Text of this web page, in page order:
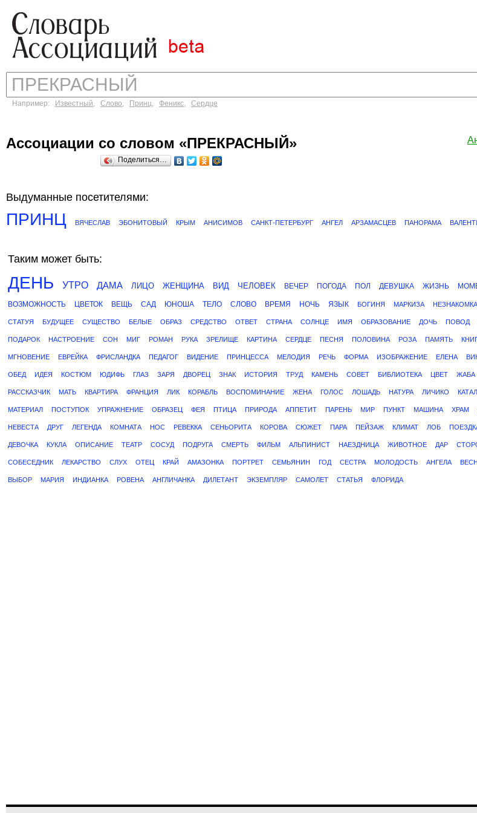
Например: Известный, Слово, Принц, Феникс, Сердце
Ассоциации со словом «ПРЕКРАСНЫЙ»
Поделиться…
Выдуманные посетителями:
ПРИНЦ ВЯЧЕСЛАВ ЭБОНИТОВЫЙ КРЫМ АНИСИМОВ САНКТ-ПЕТЕРБУРГ АНГЕЛ АРЗАМАСЦЕВ ПАНОРАМА
Таким может быть:
ДЕНЬ УТРО ДАМА ЛИЦО ЖЕНЩИНА ВИД ЧЕЛОВЕК ВЕЧЕР ПОГОДА ПОЛ ДЕВУШКА ЖИЗНЬ
ВОЗМОЖНОСТЬ ЦВЕТОК ВЕЩЬ САД ЮНОША ТЕЛО СЛОВО ВРЕМЯ НОЧЬ ЯЗЫК БОГИНЯ МАРКИЗА НЕЗНАКОМКА
СТАТУЯ БУДУЩЕЕ СУЩЕСТВО БЕЛЫЕ ОБРАЗ СРЕДСТВО ОТВЕТ СТРАНА СОЛНЦЕ ИМЯ ОБРАЗОВАНИЕ ДОЧЬ ПОВОД
ПОДАРОК НАСТРОЕНИЕ СОН МИГ РОМАН РУКА ЗРЕЛИЩЕ КАРТИНА СЕРДЦЕ ПЕСНЯ ПОЛОВИНА РОЗА ПАМЯТЬ
МГНОВЕНИЕ ЕВРЕЙКА ФРИСЛАНДКА ПЕДАГОГ ВИДЕНИЕ ПРИНЦЕССА МЕЛОДИЯ РЕЧЬ ФОРМА ИЗОБРАЖЕНИЕ ЕЛЕНА
ОБЕД ИДЕЯ КОСТЮМ ЮДИФЬ ГЛАЗ ЗАРЯ ДВОРЕЦ ЗНАК ИСТОРИЯ ТРУД КАМЕНЬ СОВЕТ БИБЛИОТЕКА ЦВЕТ ЖАБА
РАССКАЗЧИК МАТЬ КВАРТИРА ФРАНЦИЯ ЛИК КОРАБЛЬ ВОСПОМИНАНИЕ ЖЕНА ГОЛОС ЛОШАДЬ НАТУРА ЛИЧИКО
МАТЕРИАЛ ПОСТУПОК УПРАЖНЕНИЕ ОБРАЗЕЦ ФЕЯ ПТИЦА ПРИРОДА АППЕТИТ ПАРЕНЬ МИР ПУНКТ МАШИНА ХРАМ
НЕВЕСТА ДРУГ ЛЕГЕНДА КОМНАТА НОС РЕВЕККА СЕНЬОРИТА КОРОВА СЮЖЕТ ПАРА ПЕЙЗАЖ КЛИМАТ ЛОБ
ДЕВОЧКА КУКЛА ОПИСАНИЕ ТЕАТР СОСУД ПОДРУГА СМЕРТЬ ФИЛЬМ АЛЬПИНИСТ НАЕЗДНИЦА ЖИВОТНОЕ ДАР
СОБЕСЕДНИК ЛЕКАРСТВО СЛУХ ОТЕЦ КРАЙ АМАЗОНКА ПОРТРЕТ СЕМЬЯНИН ГОД СЕСТРА МОЛОДОСТЬ АНГЕЛА
ВЫБОР МАРИЯ ИНДИАНКА РОВЕНА АНГЛИЧАНКА ДИЛЕТАНТ ЭКЗЕМПЛЯР САМОЛЕТ СТАТЬЯ ФЛОРИДА